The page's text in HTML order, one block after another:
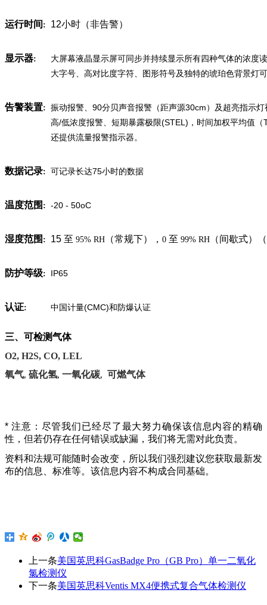
运行时间 : 12小时（非告警）
显示器:
大屏幕液晶显示屏可同步并持续显示所有四种气体的浓度
大字号、高对比度字符、图形符号及独特的琥珀色背景灯
告警装置: 振动报警、90分贝声音报警（距声源30cm）及超亮指示灯
高/低浓度报警、短期暴露极限(STEL)，时间加权平均值（
还提供流量报警指示器。
数据记录: 可记录长达75小时的数据
温度范围 : -20 - 50oC
湿度范围 : 15 至 95% RH （常规下）， 0 至 99% RH （间歇式）
防护等级: IP65
认证: 中国计量(CMC)和防爆认证
三、可检测气体
O2, H2S, CO, LEL
氧气, 硫化氢, 一氧化碳, 可燃气体
* 注意：尽管我们已经尽了最大努力确保该信息内容的精确
性，但若仍存在任何错误或缺漏，我们将无需对此负责。
资料和法规可能随时会改变，所以我们强烈建议您获取最新发
布的信息、标准等。该信息内容不构成合同基础。
上一条美国英思科GasBadge Pro（GB Pro）单一二氧化
氯检测仪
下一条美国英思科Ventis MX4便携式复合气体检测仪